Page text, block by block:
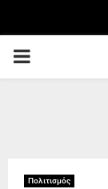
PRIMARY
Πολιτισμός